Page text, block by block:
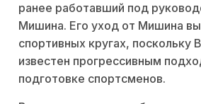
ранее работавший под
Мишина. Его уход от Мишина
спортивных кругах, поскольку
известен прогрессивным
подготовке спортсменов.